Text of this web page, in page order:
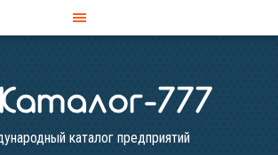
каталог предприятий